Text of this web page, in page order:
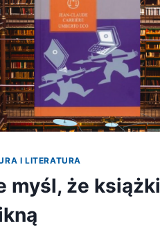
I LITERATURA
myśl, że książki